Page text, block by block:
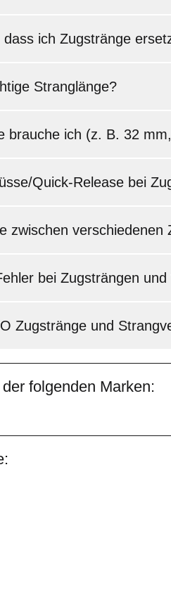
ich Zugstränge
Stranglänge?
brauche ich (z. B. 32
Quick-Release bei
zwischen
bei Zugsträngen und
Zugstränge und
folgenden Marken: